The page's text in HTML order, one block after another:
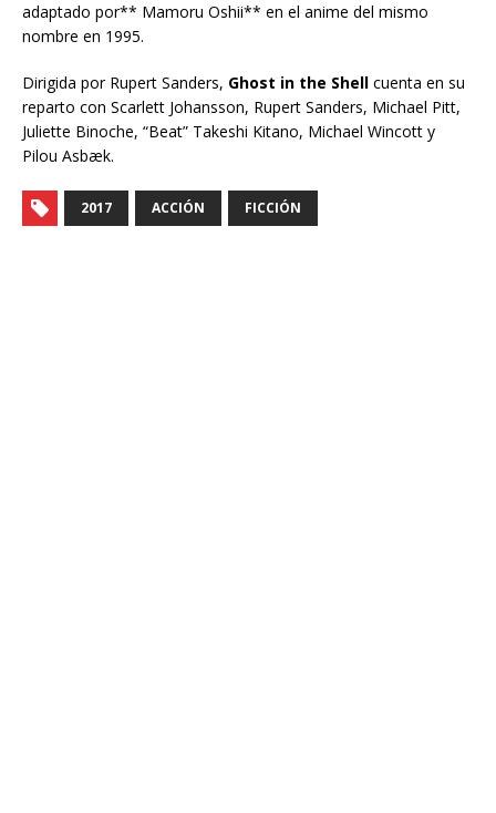
adaptado por** Mamoru Oshii** en el anime del mismo
nombre en 1995.
Dirigida por Rupert Sanders, Ghost in the Shell cuenta en su
reparto con Scarlett Johansson, Rupert Sanders, Michael Pitt,
Juliette Binoche, “Beat” Takeshi Kitano, Michael Wincott y
Pilou Asbæk.
2017 ACCIÓN FICCIÓN